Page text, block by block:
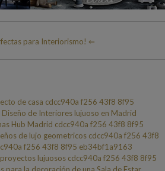
para Interiorismo! ⇐